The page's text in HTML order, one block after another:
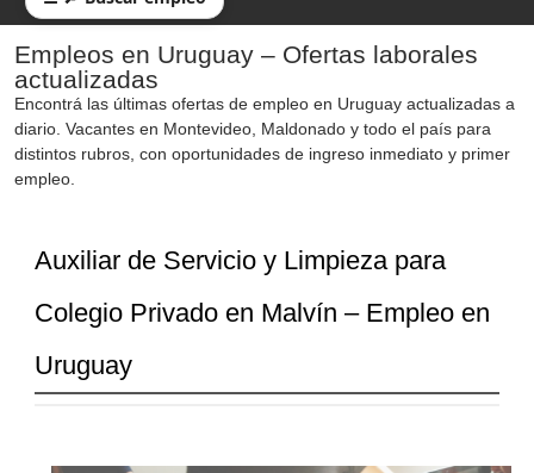
Empleos en Uruguay – Ofertas laborales
actualizadas
Encontrá las últimas ofertas de empleo en Uruguay actualizadas a
diario. Vacantes en Montevideo, Maldonado y todo el país para
distintos rubros, con oportunidades de ingreso inmediato y primer
empleo.
Auxiliar de Servicio y Limpieza para
Colegio Privado en Malvín – Empleo en
Uruguay